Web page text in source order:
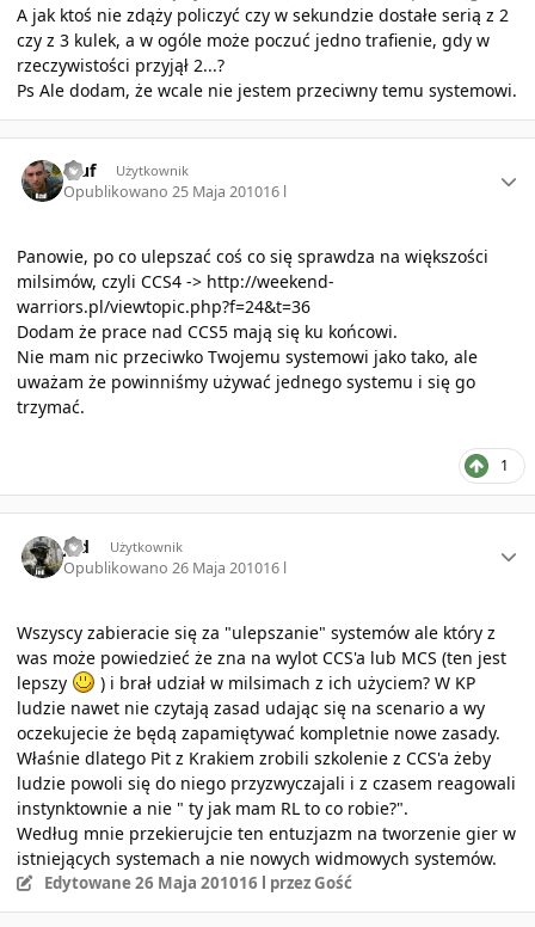
A jak ktoś nie zdąży policzyć czy w sekundzie dostałe serią z 2
czy z 3 kulek, a w ogóle może poczuć jedno trafienie, gdy w
rzeczywistości przyjął 2...?
Ps Ale dodam, że wcale nie jestem przeciwny temu systemowi.
rzuf Użytkownik
Opublikowano25 Maja 201016 l
Panowie, po co ulepszać coś co się sprawdza na większości
milsimów, czyli CCS4 -> http://weekend-
warriors.pl/viewtopic.php?f=24&t=36
Dodam że prace nad CCS5 mają się ku końcowi.
Nie mam nic przeciwko Twojemu systemowi jako tako, ale
uważam że powinniśmy używać jednego systemu i się go
trzymać.
1
Jed Użytkownik
Opublikowano26 Maja 201016 l
Wszyscy zabieracie się za "ulepszanie" systemów ale który z
was może powiedzieć że zna na wylot CCS'a lub MCS (ten jest
lepszy
) i brał udział w milsimach z ich użyciem? W KP
ludzie nawet nie czytają zasad udając się na scenario a wy
oczekujecie że będą zapamiętywać kompletnie nowe zasady.
Właśnie dlatego Pit z Krakiem zrobili szkolenie z CCS'a żeby
ludzie powoli się do niego przyzwyczajali i z czasem reagowali
instynktownie a nie " ty jak mam RL to co robie?".
Według mnie przekierujcie ten entuzjazm na tworzenie gier w
istniejących systemach a nie nowych widmowych systemów.
Edytowane26 Maja 201016 l przez Gość